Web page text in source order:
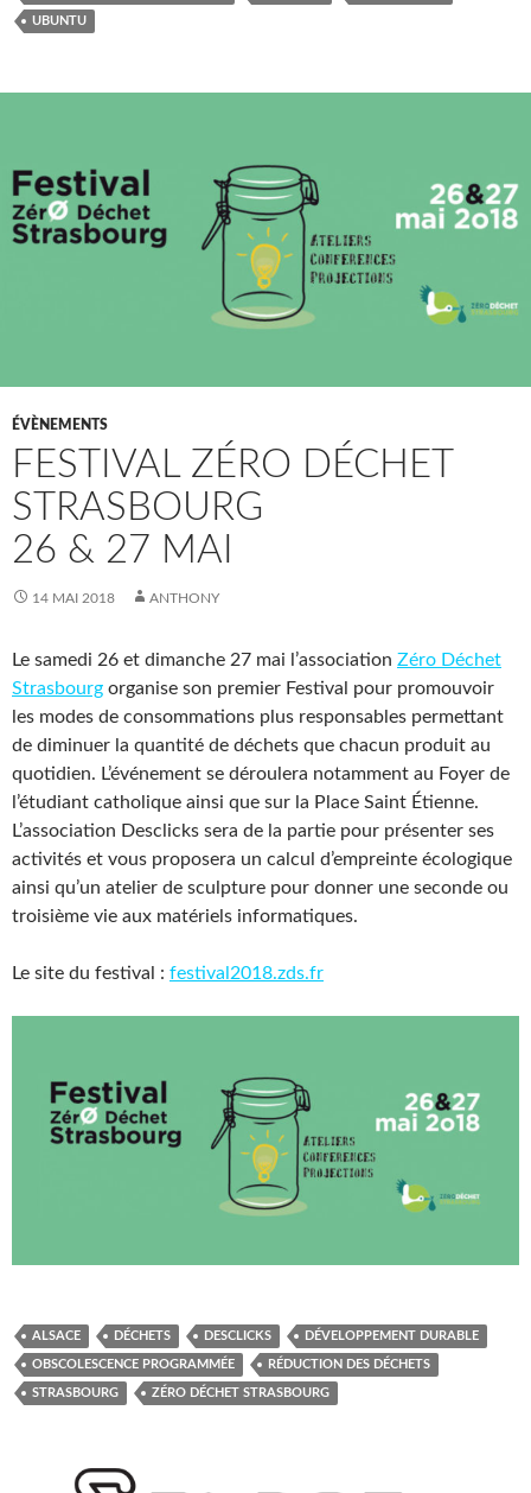
UBUNTU
ÉVÈNEMENTS
FESTIVAL ZÉRO DÉCHET
STRASBOURG
26 & 27 MAI
14 MAI 2018 ANTHONY
Le samedi 26 et dimanche 27 mai l’association Zéro Déchet
Strasbourg organise son premier Festival pour promouvoir
les modes de consommations plus responsables permettant
de diminuer la quantité de déchets que chacun produit au
quotidien. L’événement se déroulera notamment au Foyer de
l’étudiant catholique ainsi que sur la Place Saint Étienne.
L’association Desclicks sera de la partie pour présenter ses
activités et vous proposera un calcul d’empreinte écologique
ainsi qu’un atelier de sculpture pour donner une seconde ou
troisième vie aux matériels informatiques.
Le site du festival : festival2018.zds.fr
ALSACE DÉCHETS DESCLICKS DÉVELOPPEMENT DURABLE
OBSCOLESCENCE PROGRAMMÉE RÉDUCTION DES DÉCHETS
STRASBOURG ZÉRO DÉCHET STRASBOURG